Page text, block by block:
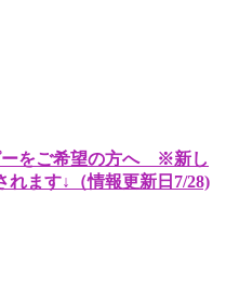
ーをご希望の方へ ※新し
れます↓（情報更新日7/28)